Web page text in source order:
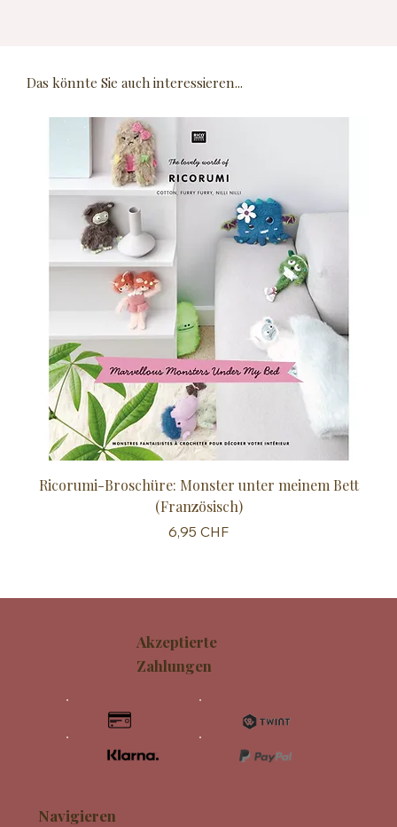
Das könnte Sie auch interessieren...
Ricorumi-Broschüre: Monster unter meinem Bett
(Französisch)
Preis
6,95 CHF
Navigieren
Akzeptierte
Zahlungen